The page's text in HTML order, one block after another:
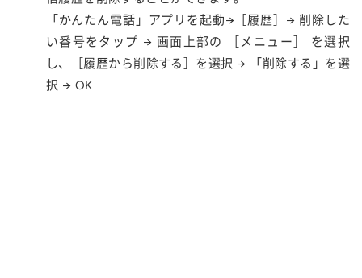
「かんたん電話」アプリを起動→［履歴］→ 削除した
い番号をタップ → 画面上部の ［メニュー］ を選択
し、［履歴から削除する］を選択 → 「削除する」を選
択 → OK